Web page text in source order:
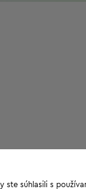
ste súhlasili s